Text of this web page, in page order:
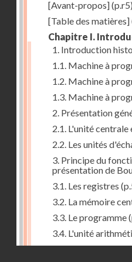
[Avant-propos](p.r5)
[Table des matières]
Chapitre I.
1. Introduction
1.1. Machine à
1.2. Machine à
1.3. Machine à
2. Présentation
2.1. L'unité
2.2. Les unités
3. Principe du
présentation de
3.1. Les registres
3.2. La mémoire
3.3. Le programme
3.4. L'unité
3.5. L'unité de